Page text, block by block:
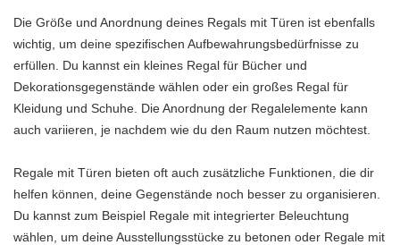
Die Größe und Anordnung deines Regals mit Türen ist ebenfalls
wichtig, um deine spezifischen Aufbewahrungsbedürfnisse zu
erfüllen. Du kannst ein kleines Regal für Bücher und
Dekorationsgegenstände wählen oder ein großes Regal für
Kleidung und Schuhe. Die Anordnung der Regalelemente kann
auch variieren, je nachdem wie du den Raum nutzen möchtest.
Regale mit Türen bieten oft auch zusätzliche Funktionen, die dir
helfen können, deine Gegenstände noch besser zu organisieren.
Du kannst zum Beispiel Regale mit integrierter Beleuchtung
wählen, um deine Ausstellungsstücke zu betonen oder Regale mit